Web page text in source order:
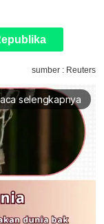
sumber : Reuters
selengkapnya